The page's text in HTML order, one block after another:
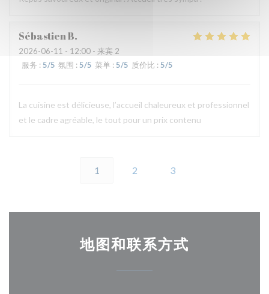
SébastienB
2026-06-11 - 12:00 - 来宾 2
服务 : 5/5 氛围 : 5/5 菜单 : 5/5 质价比 : 5/5
La cuisine est délicieuse, l’accueil chaleureux et professionnel
et le cadre agréable, le tout pour un prix contenu
1 2 3
地图和联系方式